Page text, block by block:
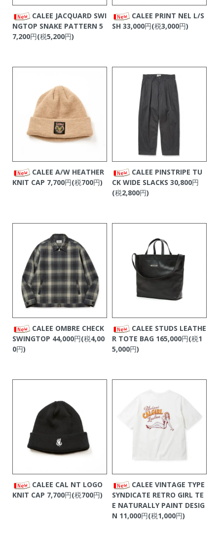
CALEE JACQUARD SWI
NGTOP SNAKE PATTERN 5
7,200円(税5,200円)
CALEE PRINT NEL L/S
SH 33,000円(税3,000円)
CALEE A/W HEATHER
KNIT CAP 7,700円(税700円)
CALEE PINSTRIPE TU
CK WIDE SLACKS 30,800円
(税2,800円)
CALEE OMBRE CHECK
SWINGTOP 44,000円(税4,00
0円)
CALEE STUDS LEATHE
R TOTE BAG 165,000円(税1
5,000円)
CALEE CAL NT LOGO
KNIT CAP 7,700円(税700円)
CALEE VINTAGE TYPE
SYNDICATE RETRO GIRL TE
E NATURALLY PAINT DESIG
N 11,000円(税1,000円)